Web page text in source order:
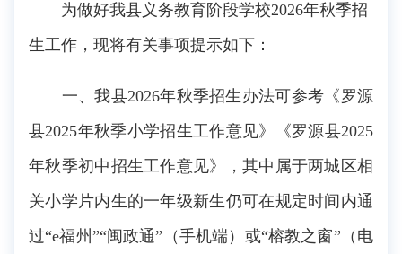
为做好我县义务教育阶段学校2026年秋季招
生工作，现将有关事项提示如下：
一、我县2026年秋季招生办法可参考《罗源
县2025年秋季小学招生工作意见》《罗源县2025
年秋季初中招生工作意见》，其中属于两城区相
关小学片内生的一年级新生仍可在规定时间内通
过“e福州”“闽政通”（手机端）或“榕教之窗”（电